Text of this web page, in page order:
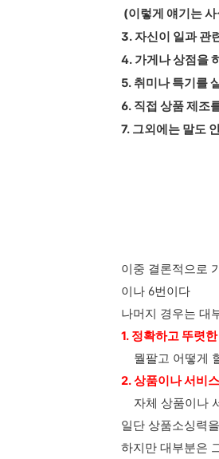
(이렇게 얘기는
3. 자신이 일과 관
4. 가게나 상점을
5. 취미나 특기를
6. 직접 상품 제조
7. 그외에는 말도
이중 결론적으로
이나 6번이다
나머지 경우는 대
1. 정확하고 뚜렷
뭘팔고 어떻게
2. 상품이나 서비
자체 상품이나
일단 상품소싱력
하지만 대부분은